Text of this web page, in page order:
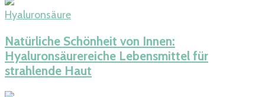
Hyaluronsäure
Natürliche Schönheit von Innen:
Hyaluronsäurereiche Lebensmittel für
strahlende Haut